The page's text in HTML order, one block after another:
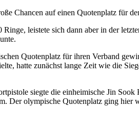
Chancen auf einen Quotenplatz für
leistete sich dann aber in der
Quotenplatz für ihren Verband
hatte zunächst lange Zeit wie die
siegte die einheimische Jin
Der olympische Quotenplatz ging hier